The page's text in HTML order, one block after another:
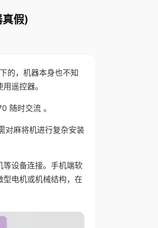
假)
的，机器本身也不知
遥控器。
随时交流 。
对麻将机进行复杂安装
等设备连接。手机端软
电机或机械结构，在